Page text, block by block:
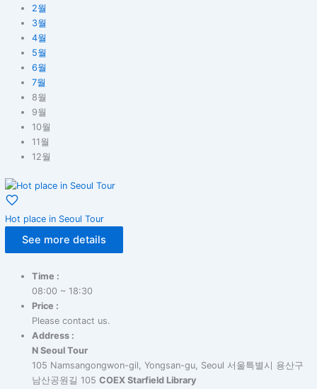
2월
3월
4월
5월
6월
7월
8월
9월
10월
11월
12월
Hot place in Seoul Tour
See more details
Time :
08:00 ~ 18:30
Price :
Please contact us.
Address :
N Seoul Tour
105 Namsangongwon-gil, Yongsan-gu, Seoul 서울특별시 용산구
남산공원길 105COEX Starfield Library